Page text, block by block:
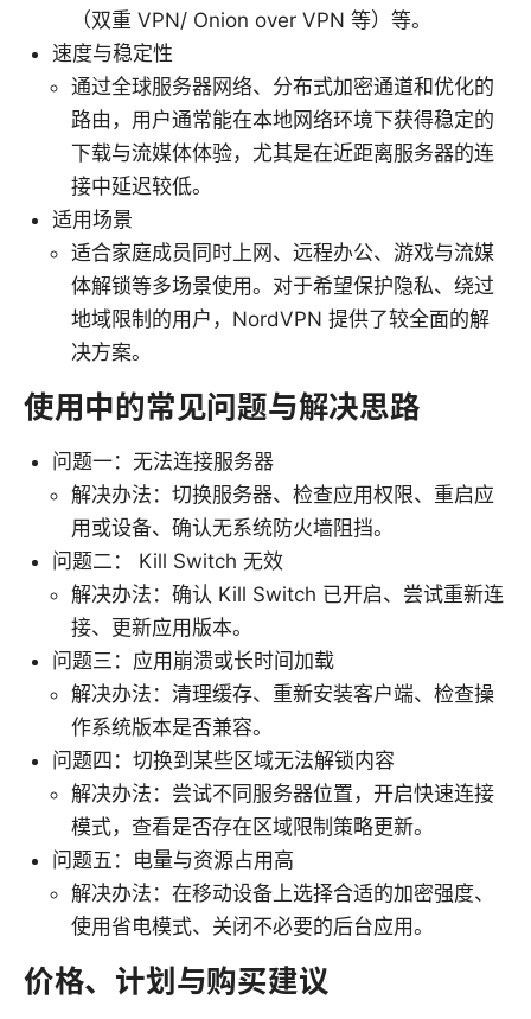
（双重 VPN/ Onion over VPN 等）等。
速度与稳定性
通过全球服务器网络、分布式加密通道和优化的
路由，用户通常能在本地网络环境下获得稳定的
下载与流媒体体验，尤其是在近距离服务器的连
接中延迟较低。
适用场景
适合家庭成员同时上网、远程办公、游戏与流媒
体解锁等多场景使用。对于希望保护隐私、绕过
地域限制的用户，NordVPN 提供了较全面的解
决方案。
使用中的常见问题与解决思路
问题一：无法连接服务器
解决办法：切换服务器、检查应用权限、重启应
用或设备、确认无系统防火墙阻挡。
问题二： Kill Switch 无效
解决办法：确认 Kill Switch 已开启、尝试重新连
接、更新应用版本。
问题三：应用崩溃或长时间加载
解决办法：清理缓存、重新安装客户端、检查操
作系统版本是否兼容。
问题四：切换到某些区域无法解锁内容
解决办法：尝试不同服务器位置，开启快速连接
模式，查看是否存在区域限制策略更新。
问题五：电量与资源占用高
解决办法：在移动设备上选择合适的加密强度、
使用省电模式、关闭不必要的后台应用。
价格、计划与购买建议